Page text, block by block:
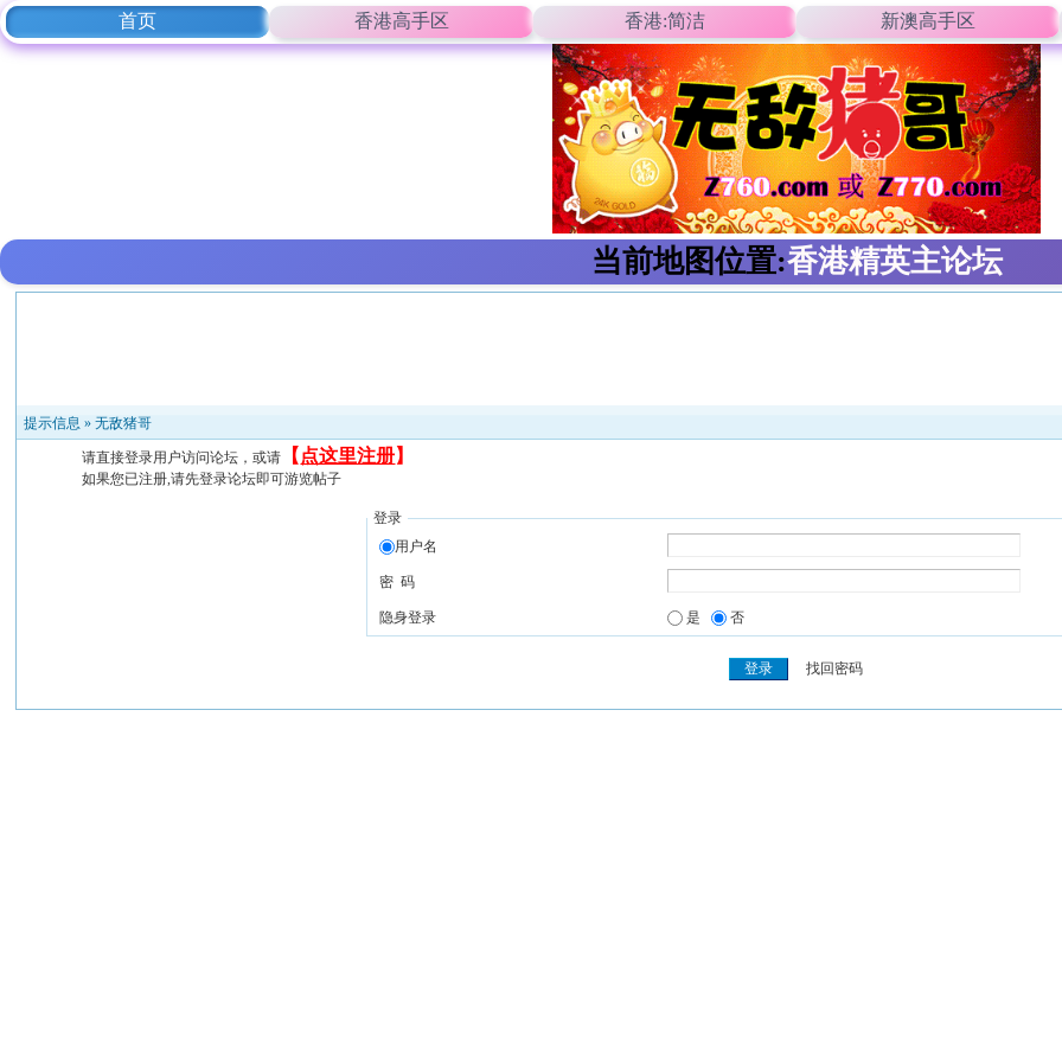
首页 香港高手区 香港:简洁 新澳高手区
当前地图位置:香港精英主论坛
提示信息 »无敌猪哥
请直接登录用户访问论坛，或请 【 点这里注册】
如果您已注册,请先登录论坛即可游览帖子
登录
用户名
密 码
隐身登录 是 否
找回密码